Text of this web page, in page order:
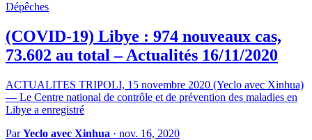
Dépêches
(COVID-19) Libye : 974 nouveaux cas,
73.602 au total – Actualités 16/11/2020
ACTUALITES TRIPOLI, 15 novembre 2020 (Yeclo avec Xinhua)
— Le Centre national de contrôle et de prévention des maladies en
Libye a enregistré
ParYeclo avec Xinhua · nov. 16, 2020